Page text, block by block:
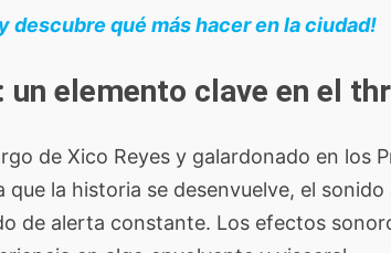
descubre qué más hacer en la ciudad!
un elemento clave en el
de Xico Reyes y galardonado en los
que la historia se desenvuelve, el
de alerta constante. Los efectos